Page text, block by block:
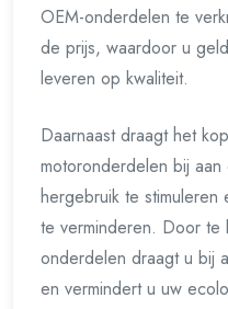
OEM-onderdelen te
de prijs, waardoor u
leveren op kwaliteit.
Daarnaast draagt het
motoronderdelen bij
hergebruik te
te verminderen. Door te
onderdelen draagt u bij
en vermindert u uw